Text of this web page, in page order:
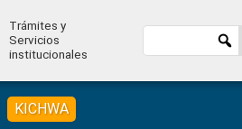
Trámites y
Servicios
institucionales
KICHWA